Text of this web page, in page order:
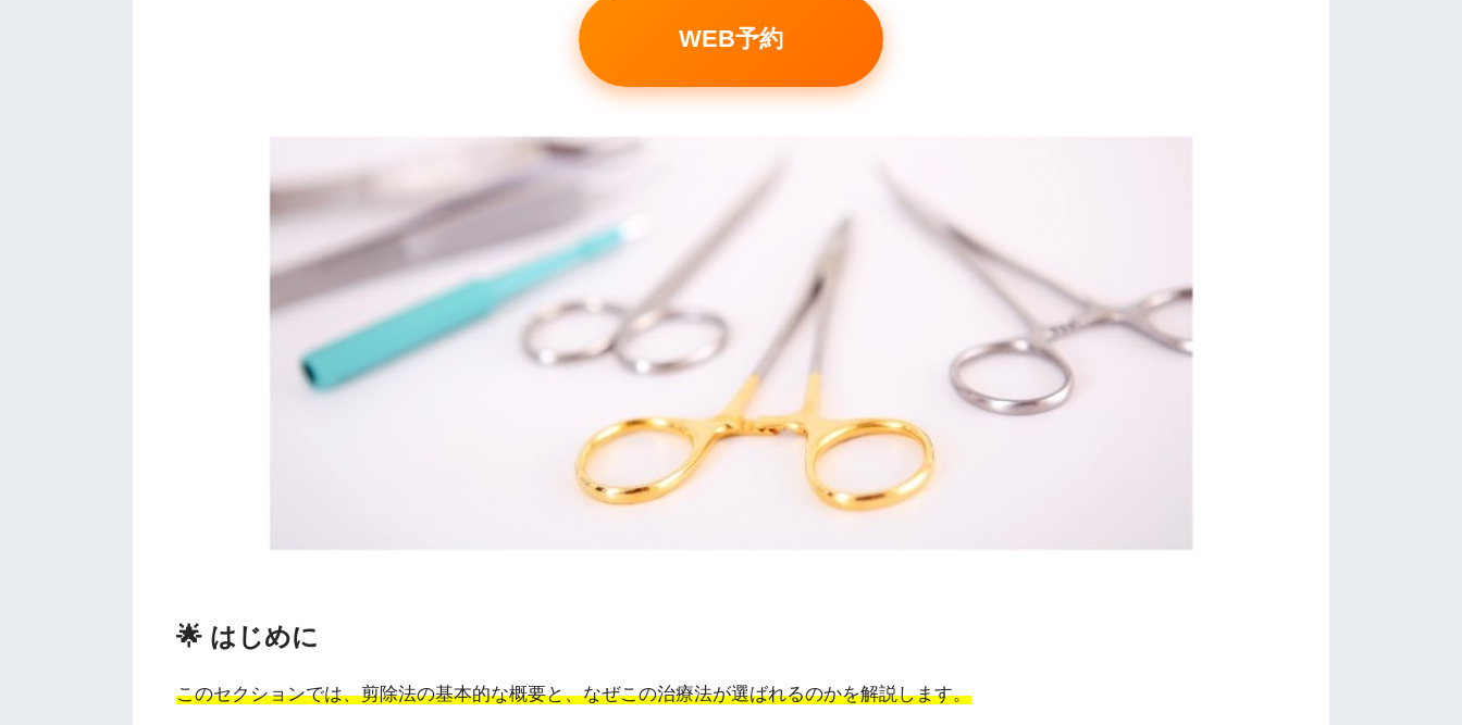
WEB予約
🌟 はじめに
このセクションでは、剪除法の基本的な概要と、なぜこの治療法が選ばれるのかを解説します。